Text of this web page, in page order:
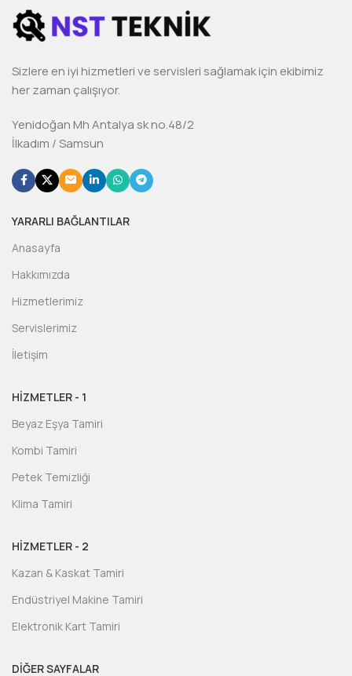
Sizlere en iyi hizmetleri ve servisleri sağlamak için ekibimiz
her zaman çalışıyor.
Yenidoğan Mh Antalya sk no.48/2
İlkadım / Samsun
YARARLI BAĞLANTILAR
Anasayfa
Hakkımızda
Hizmetlerimiz
Servislerimiz
İletişim
HİZMETLER - 1
Beyaz Eşya Tamiri
Kombi Tamiri
Petek Temizliği
Klima Tamiri
HİZMETLER - 2
Kazan & Kaskat Tamiri
Endüstriyel Makine Tamiri
Elektronik Kart Tamiri
DIĞER SAYFALAR